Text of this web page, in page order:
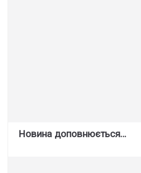
Новина доповнюється…